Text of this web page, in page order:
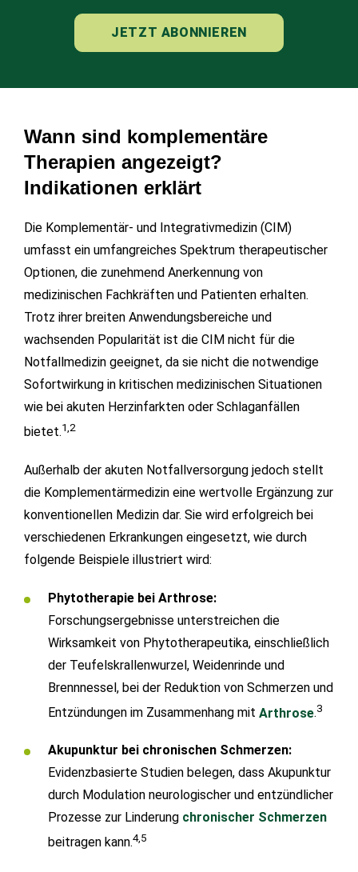
JETZT ABONNIEREN
Wann sind komplementäre
Therapien angezeigt?
Indikationen erklärt
Die Komplementär- und Integrativmedizin (CIM)
umfasst ein umfangreiches Spektrum therapeutischer
Optionen, die zunehmend Anerkennung von
medizinischen Fachkräften und Patienten erhalten.
Trotz ihrer breiten Anwendungsbereiche und
wachsenden Popularität ist die CIM nicht für die
Notfallmedizin geeignet, da sie nicht die notwendige
Sofortwirkung in kritischen medizinischen Situationen
wie bei akuten Herzinfarkten oder Schlaganfällen
bietet.1,2
Außerhalb der akuten Notfallversorgung jedoch stellt
die Komplementärmedizin eine wertvolle Ergänzung zur
konventionellen Medizin dar. Sie wird erfolgreich bei
verschiedenen Erkrankungen eingesetzt, wie durch
folgende Beispiele illustriert wird:
Phytotherapie bei Arthrose:
Forschungsergebnisse unterstreichen die
Wirksamkeit von Phytotherapeutika, einschließlich
der Teufelskrallenwurzel, Weidenrinde und
Brennnessel, bei der Reduktion von Schmerzen und
Entzündungen im Zusammenhang mit Arthrose.3
Akupunktur bei chronischen Schmerzen:
Evidenzbasierte Studien belegen, dass Akupunktur
durch Modulation neurologischer und entzündlicher
Prozesse zur Linderung chronischer Schmerzen
beitragen kann.4,5